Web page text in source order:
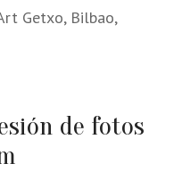
de fotos